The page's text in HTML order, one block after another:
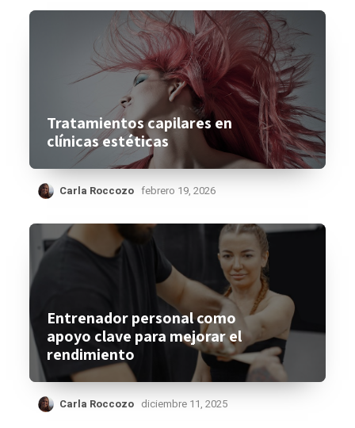
Tratamientos capilares en
clínicas estéticas
Carla Roccozo febrero 19, 2026
Entrenador personal como
apoyo clave para mejorar el
rendimiento
Carla Roccozo diciembre 11, 2025